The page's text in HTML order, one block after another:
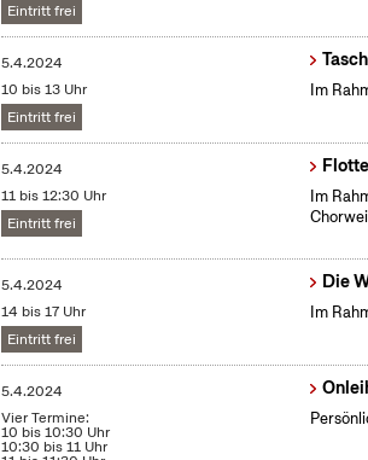
Eintritt frei
5.4.2024
10 bis 13 Uhr
Eintritt frei
Im
5.4.2024
11 bis 12:30 Uhr
Eintritt frei
Im
5.4.2024
14 bis 17 Uhr
Eintritt frei
Die
Im
5.4.2024
Vier Termine:
10 bis 10:30 Uhr
10:30 bis 11 Uhr